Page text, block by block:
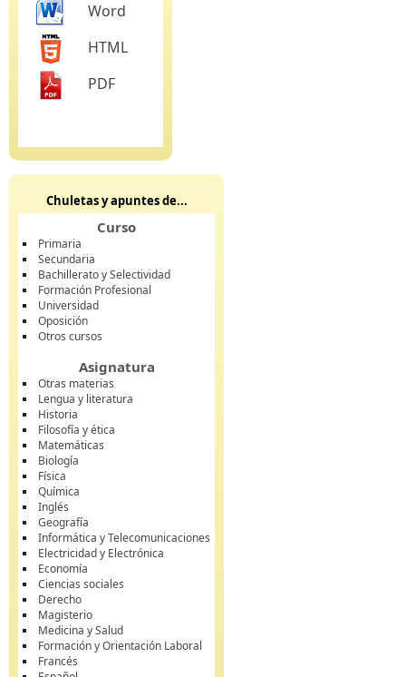
Word
HTML
PDF
Chuletas y apuntes de...
Curso
Primaria
Secundaria
Bachillerato y Selectividad
Formación Profesional
Universidad
Oposición
Otros cursos
Asignatura
Otras materias
Lengua y literatura
Historia
Filosofía y ética
Matemáticas
Biología
Física
Química
Inglés
Geografía
Informática y Telecomunicaciones
Electricidad y Electrónica
Economía
Ciencias sociales
Derecho
Magisterio
Medicina y Salud
Formación y Orientación Laboral
Francés